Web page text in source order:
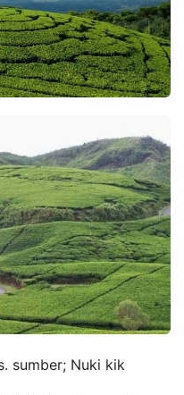
sumber; Nuki kik